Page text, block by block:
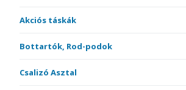
Akciós táskák
Bottartók, Rod-podok
Csalizó Asztal